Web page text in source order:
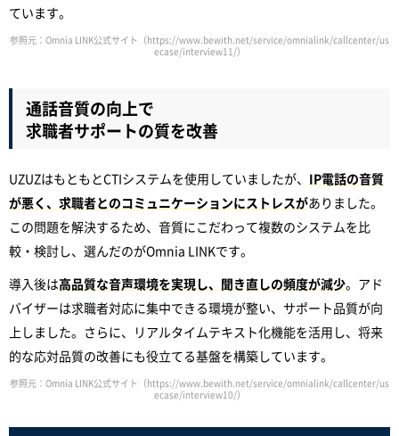
ています。
参照元：Omnia LINK公式サイト（https://www.bewith.net/service/omnialink/callcenter/us
ecase/interview11/）
通話音質の向上で
求職者サポートの質を改善
UZUZはもともとCTIシステムを使用していましたが、 IP電話の音質
が悪く、求職者とのコミュニケーションにストレスがありました。
この問題を解決するため、音質にこだわって複数のシステムを比
較・検討し、選んだのがOmnia LINKです。
導入後は高品質な音声環境を実現し、聞き直しの頻度が減少。アド
バイザーは求職者対応に集中できる環境が整い、サポート品質が向
上しました。さらに、リアルタイムテキスト化機能を活用し、将来
的な応対品質の改善にも役立てる基盤を構築しています。
参照元：Omnia LINK公式サイト（https://www.bewith.net/service/omnialink/callcenter/us
ecase/interview10/）